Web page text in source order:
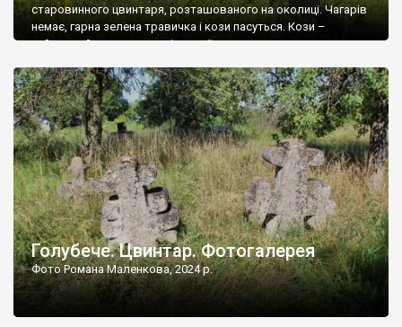
старовинного цвинтаря, розташованого на околиці. Чагарів
немає, гарна зелена травичка і кози пасуться. Кози –
найкращий регулятор шкідливої, для старих кладовищ,
бруньками, кози ті бруньки обгризають, бо то улюблений
делікатес. На цвинтарі у Голубечому ціла колекція
різноманітних форм хрестів. Село відносно невелике, […]
Голубече. Цвинтар. Фотогалерея
Фото Романа Маленкова, 2024 р.